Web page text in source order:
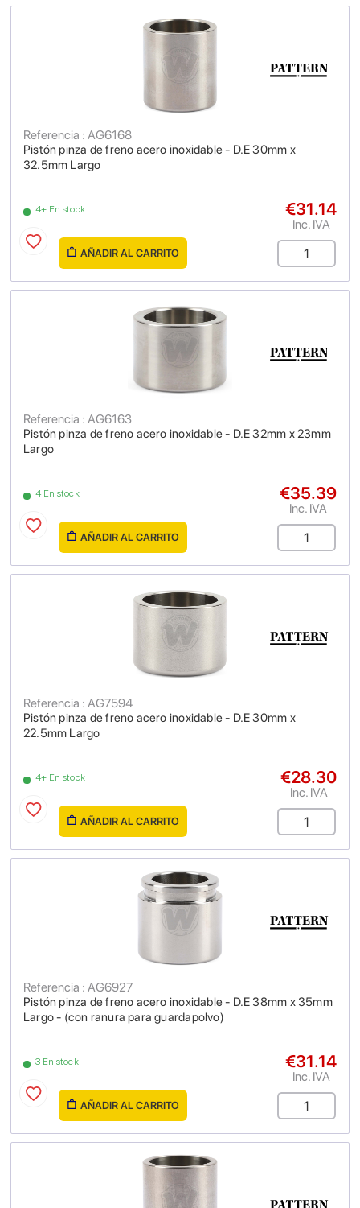
Pistón pinza de freno acero inoxidable - D.E 30mm x
32.5mm Largo
Referencia : AG6168
4+ En stock €31.14
Inc. IVA
AÑADIR AL CARRITO
Pistón pinza de freno acero inoxidable - D.E 32mm x 23mm
Largo
Referencia : AG6163
4 En stock €35.39
Inc. IVA
AÑADIR AL CARRITO
Pistón pinza de freno acero inoxidable - D.E 30mm x
22.5mm Largo
Referencia : AG7594
4+ En stock €28.30
Inc. IVA
AÑADIR AL CARRITO
Pistón pinza de freno acero inoxidable - D.E 38mm x 35mm
Largo - (con ranura para guardapolvo)
Referencia : AG6927
3 En stock €31.14
Inc. IVA
AÑADIR AL CARRITO